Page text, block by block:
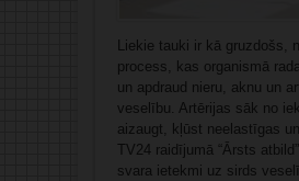
Liekie tauki ir kā gruzdošs,
process, kas organismā
un apdraud nieru, aknu un
veselību. Artērijas sāk no
aizaugt, kļūst neelastīgas
TV24 raidījumā “Ārsts
svara ietekmi uz sirds